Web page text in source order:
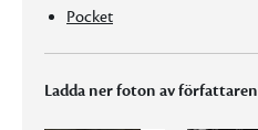
Pocket
Ladda ner foton av författaren